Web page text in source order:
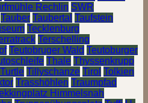
Rechlin SWR
Tauber Taubertal Taufstein
Tecklenburg
Terschelling
Teutobruger Wald Teutoburger
Thale Thyssenkrupp
Tillyschanze Tirol Tolkien
Trasshöhlen Traumpfad
Himmelsnah